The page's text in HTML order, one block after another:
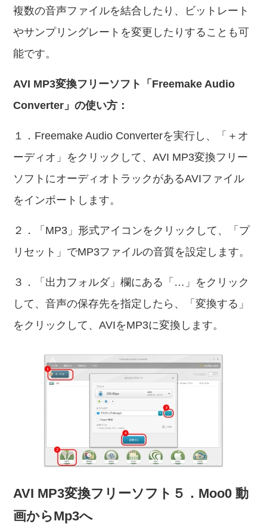
複数の音声ファイルを結合したり、ビットレート
やサンプリングレートを変更したりすることも可
能です。
AVI MP3変換フリーソフト「Freemake Audio
Converter」の使い方：
１．Freemake Audio Converterを実行し、「＋オ
ーディオ」をクリックして、AVI MP3変換フリー
ソフトにオーディオトラックがあるAVIファイル
をインポートします。
２．「MP3」形式アイコンをクリックして、「プ
リセット」でMP3ファイルの音質を設定します。
３．「出力フォルダ」欄にある「…」をクリック
して、音声の保存先を指定したら、「変換する」
をクリックして、AVIをMP3に変換します。
AVI MP3変換フリーソフト５．Moo0 動
画からMp3へ